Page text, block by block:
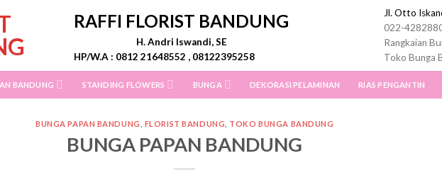
RAFFI FLORIST BANDUNG
H. Andri Iswandi, SE
HP/W.A : 0812 21648552 , 08122395258
Jl. Otto
022-
Rangkaian
Toko Bunga
BANDUNG STANDING FLOWERS BUNGA DEKORASI PELAMINAN RIAS PENGANTIN
BUNGA PAPAN BANDUNG FLORIST BANDUNG TOKO BUNGA BANDUNG
BUNGA PAPAN BANDUNG